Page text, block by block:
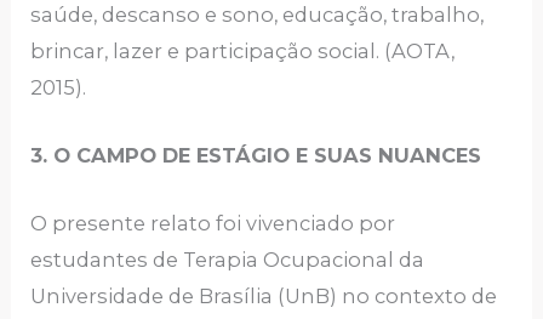
saúde, descanso e sono, educação, trabalho,
brincar, lazer e participação social. (AOTA,
2015).
3. O CAMPO DE ESTÁGIO E SUAS NUANCES
O presente relato foi vivenciado por
estudantes de Terapia Ocupacional da
Universidade de Brasília (UnB) no contexto de